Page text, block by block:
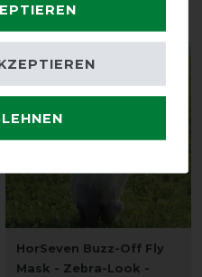
-30%
HorSeven Buzz-Off Fly
Mask - Zebra-Look -